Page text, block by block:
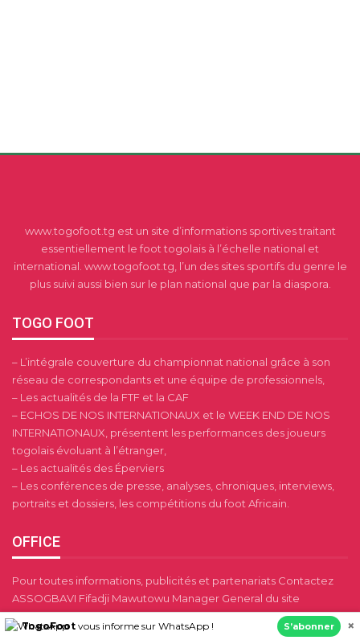
www.togofoot.tg est un site d’informations sportives traitant
essentiellement le foot togolais à l’échelle national et
international. www.togofoot.tg, l’un des sites sportifs du genre le
plus suivi aussi bien sur le plan national que par la diaspora.
TOGO FOOT
– L’intégrale couverture du championnat national grâce à son
réseau de correspondants et une équipe de professionnels,
– Les actualités de la FTF et la CAF
– ECHOS DE NOS INTERNATIONAUX et le WEEK END DE NOS
INTERNATIONAUX, présentent les performances des joueurs
togolais évoluant à l’étranger,
– Les actualités des Éperviers
– Les conférences de presse, analyses, chroniques, interviews,
portraits et dossiers, les compétitions du foot Africain.
OFFICE
Pour toutes informations, publicités et partenariats Contactez
ASSOGBAVI Fifadji Mawutowu Manager General du site
togofoot.tg
TogoFoot vous informe sur WhatsApp ! S’abonner ×